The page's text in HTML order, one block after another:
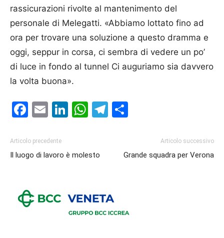
rassicurazioni rivolte al mantenimento del
personale di Melegatti. «Abbiamo lottato fino ad
ora per trovare una soluzione a questo dramma e
oggi, seppur in corsa, ci sembra di vedere un po’
di luce in fondo al tunnel Ci auguriamo sia davvero
la volta buona».
Facebook
EmailLinkedIn
WhatsApp
Telegram
Articolo precedente
Il luogo di lavoro è molesto
Articolo successivo
Grande squadra per Verona